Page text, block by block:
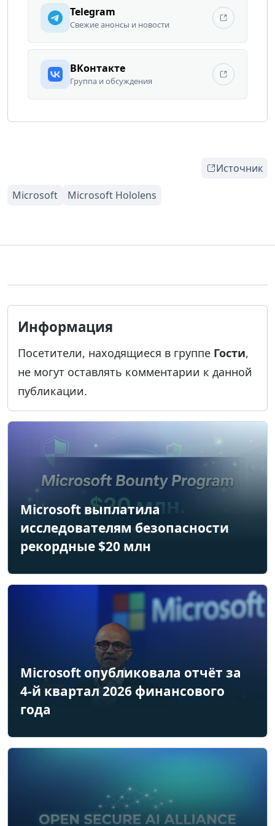
Telegram
Свежие анонсы и новости
ВКонтакте
Группа и обсуждения
Источник
Информация
Посетители, находящиеся в группе Гости,
не могут оставлять комментарии к данной
публикации.
Microsoft выплатила
исследователям безопасности
рекордные $20 млн
Microsoft опубликовала отчёт за
4-й квартал 2026 финансового
года